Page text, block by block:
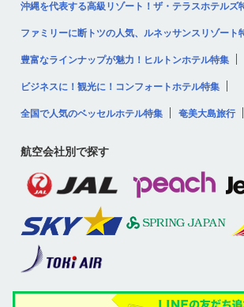
沖縄を代表する高級リゾート！ザ・テラスホテルズ
ファミリーに断トツの人気、ルネッサンスリゾート
豊富なラインナップが魅力！ヒルトンホテル特集
ビジネスに！観光に！コンフォートホテル特集
全国で人気のベッセルホテル特集 奄美大島旅行
航空会社別で探す